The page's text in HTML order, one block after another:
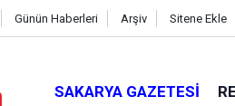
Günün Haberleri Arşiv Sitene Ekle
SAKARYA GAZETESI